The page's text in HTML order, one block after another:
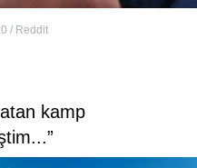
/ Reddit
kamp